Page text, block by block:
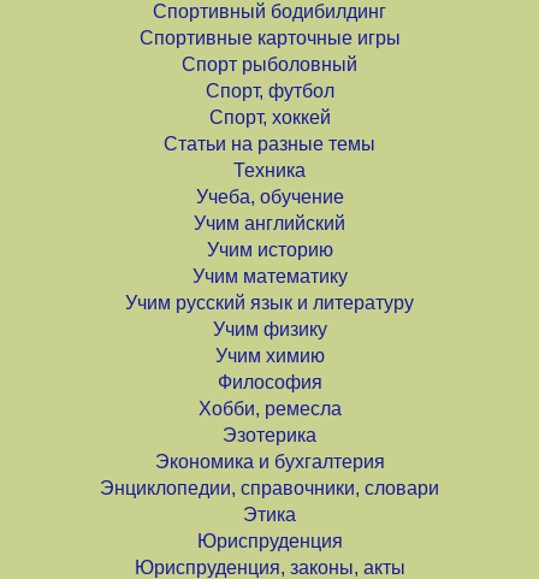
Спортивный бодибилдинг
Спортивные карточные игры
Спорт рыболовный
Спорт, футбол
Спорт, хоккей
Статьи на разные темы
Техника
Учеба, обучение
Учим английский
Учим историю
Учим математику
Учим русский язык и литературу
Учим физику
Учим химию
Философия
Хобби, ремесла
Эзотерика
Экономика и бухгалтерия
Энциклопедии, справочники, словари
Этика
Юриспруденция
Юриспруденция, законы, акты